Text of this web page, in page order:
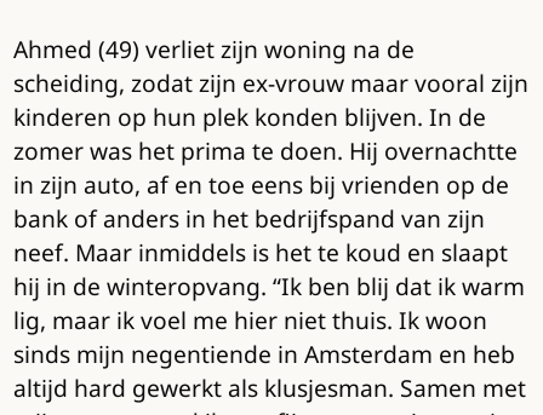
Ahmed (49) verliet zijn woning na de
scheiding, zodat zijn ex-vrouw maar vooral zijn
kinderen op hun plek konden blijven. In de
zomer was het prima te doen. Hij overnachtte
in zijn auto, af en toe eens bij vrienden op de
bank of anders in het bedrijfspand van zijn
neef. Maar inmiddels is het te koud en slaapt
hij in de winteropvang. “Ik ben blij dat ik warm
lig, maar ik voel me hier niet thuis. Ik woon
sinds mijn negentiende in Amsterdam en heb
altijd hard gewerkt als klusjesman. Samen met